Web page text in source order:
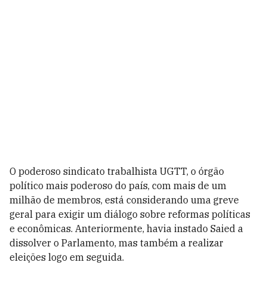
O poderoso sindicato trabalhista UGTT, o órgão
político mais poderoso do país, com mais de um
milhão de membros, está considerando uma greve
geral para exigir um diálogo sobre reformas políticas
e econômicas. Anteriormente, havia instado Saied a
dissolver o Parlamento, mas também a realizar
eleições logo em seguida.